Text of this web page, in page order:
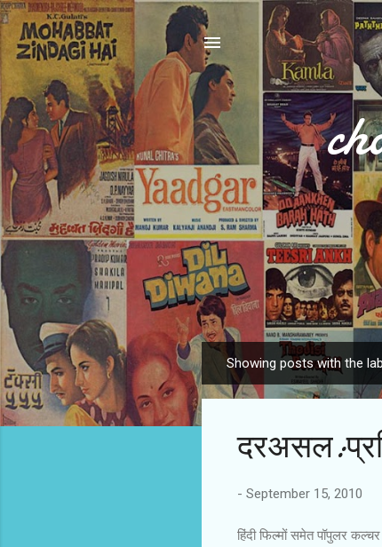
o
Showing posts with the
- September 15, 2010
हिंदी फिल्मों समेत पॉपुलर